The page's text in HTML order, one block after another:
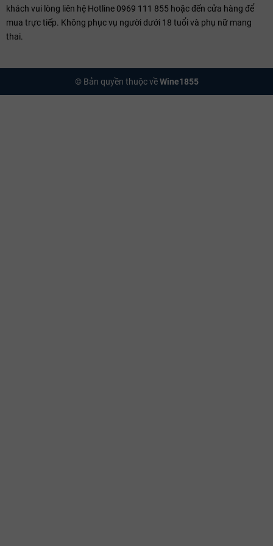
khách vui lòng liên hệ Hotline 0969 111 855 hoặc đến cửa hàng để
mua trực tiếp. Không phục vụ người dưới 18 tuổi và phụ nữ mang
thai.
© Bản quyền thuộc vềWine1855